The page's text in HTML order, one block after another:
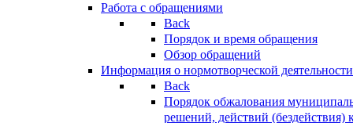
Работа с обращениями
Back
Порядок и время обращения
Обзор обращений
Информация о нормотворческой деятельности
Back
Порядок обжалования
решений, действий (бездействия)